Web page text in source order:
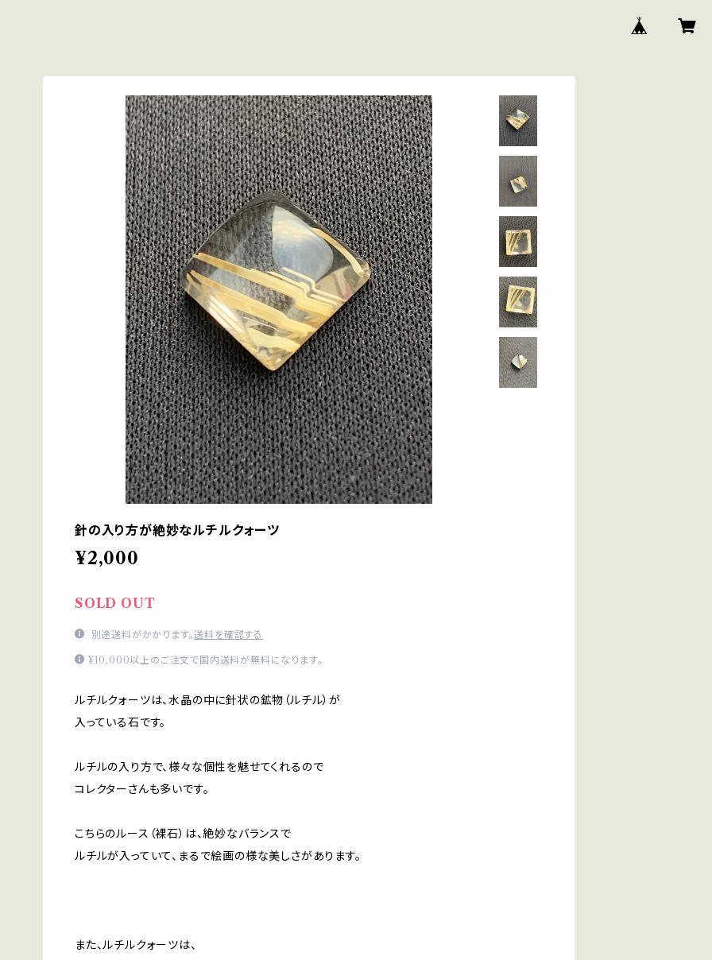
針の入り方が絶妙なルチルクォーツ
¥2,000
SOLD OUT
別途送料がかかります。送料を確認する
¥10,000以上のご注文で国内送料が無料になります。
ルチルクォーツは、水晶の中に針状の鉱物（ルチル）が
入っている石です。
ルチルの入り方で、様々な個性を魅せてくれるので
コレクターさんも多いです。
こちらのルース（裸石）は、絶妙なバランスで
ルチルが入っていて、まるで絵画の様な美しさがあります。
また、ルチルクォーツは、